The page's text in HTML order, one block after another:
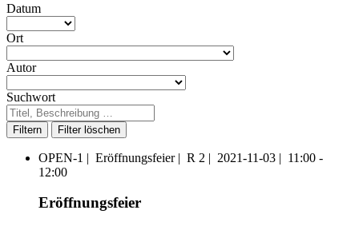
Datum
Ort
Autor
Suchwort
Filtern
OPEN-1 | Eröffnungsfeier | R 2 | 2021-11-03 | 11:00 -
12:00
Eröffnungsfeier